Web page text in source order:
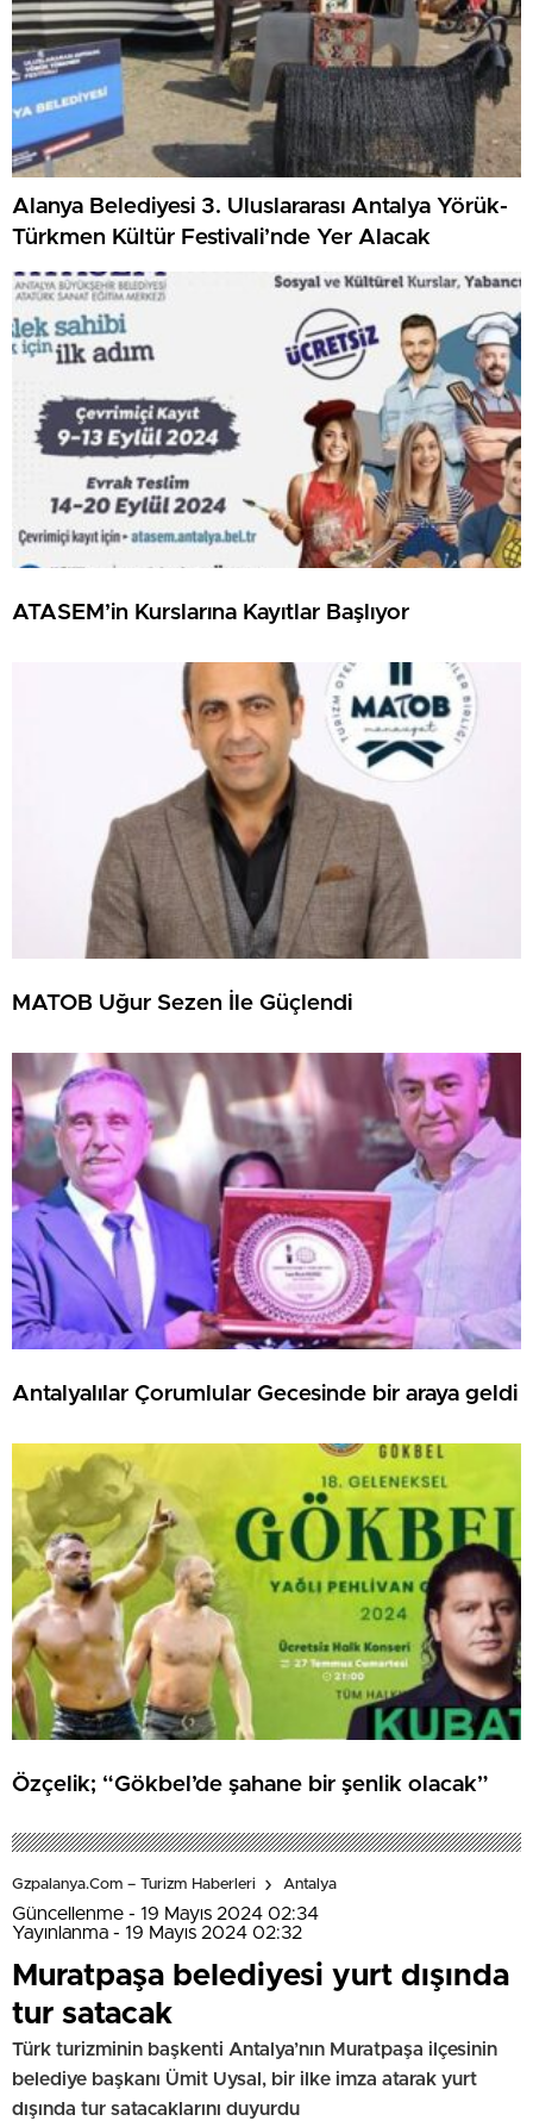
Alanya Belediyesi 3. Uluslararası Antalya Yörük-
Türkmen Kültür Festivali’nde Yer Alacak
ATASEM’in Kurslarına Kayıtlar Başlıyor
MATOB Uğur Sezen İle Güçlendi
Antalyalılar Çorumlular Gecesinde bir araya geldi
Özçelik; “Gökbel’de şahane bir şenlik olacak”
Gzpalanya.com – Turizm Haberleri Antalya
Güncellenme - 19 Mayıs 2024 02:34
Yayınlanma - 19 Mayıs 2024 02:32
Muratpaşa belediyesi yurt dışında
tur satacak
Türk turizminin başkenti Antalya’nın Muratpaşa ilçesinin
belediye başkanı Ümit Uysal, bir ilke imza atarak yurt
dışında tur satacaklarını duyurdu